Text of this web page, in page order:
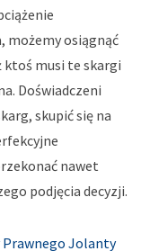
możemy osiągnąć
ktoś musi te skargi
Doświadczeni
skupić się na
nawet
podjęcia decyzji.
Prawnego Jolanty